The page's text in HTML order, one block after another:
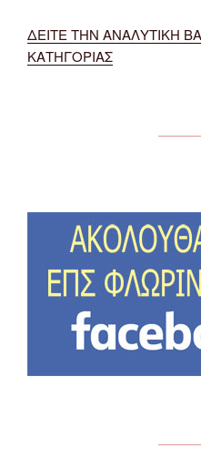
ΔΕΙΤΕ ΤΗΝ ΑΝΑΛΥΤΙΚΗ
ΚΑΤΗΓΟΡΙΑΣ